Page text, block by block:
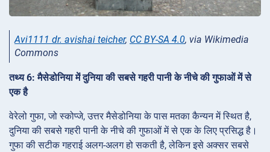
Avi1111 dr. avishai teicher, CC BY-SA 4.0, via Wikimedia
Commons
तथ्य 6: मैसेडोनिया में दुनिया की सबसे गहरी पानी के नीचे की गुफाओं में से
एक है
वेरेलो गुफा, जो स्कोप्जे, उत्तर मैसेडोनिया के पास मतका कैन्यन में स्थित है,
दुनिया की सबसे गहरी पानी के नीचे की गुफाओं में से एक के लिए प्रसिद्ध है।
गुफा की सटीक गहराई अलग-अलग हो सकती है, लेकिन इसे अक्सर सबसे